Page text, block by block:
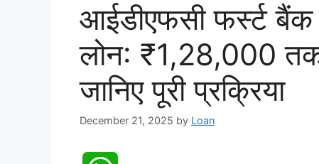
आईडीएफसी फर्स्ट
लोन: ₹1,28,000
जानिए पूरी प्रक्रिया
December 21, 2025 by Loan